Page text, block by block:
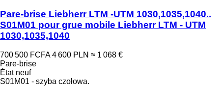
Pare-brise Liebherr LTM -UTM 1030,1035,1040..
S01M01 pour grue mobile Liebherr LTM - UTM
1030,1035,1040
700 500 FCFA 4 600 PLN ≈ 1 068 €
Pare-brise
Étatneuf
S01M01 - szyba czołowa.